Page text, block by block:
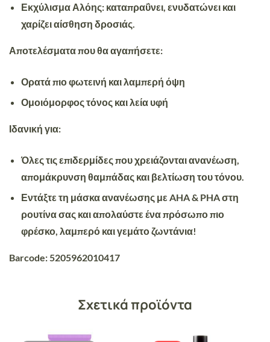
Εκχύλισμα Αλόης: καταπραΰνει, ενυδατώνει και
χαρίζει αίσθηση δροσιάς.
Αποτελέσματα που θα αγαπήσετε:
Ορατά πιο φωτεινή και λαμπερή όψη
Ομοιόμορφος τόνος και λεία υφή
Ιδανική για:
Όλες τις επιδερμίδες που χρειάζονται ανανέωση,
απομάκρυνση θαμπάδας και βελτίωση του τόνου.
Εντάξτε τη μάσκα ανανέωσης με AHA & PHA στη
ρουτίνα σας και απολαύστε ένα πρόσωπο πιο
φρέσκο, λαμπερό και γεμάτο ζωντάνια!
Barcode: 5205962010417
Σχετικά προϊόντα